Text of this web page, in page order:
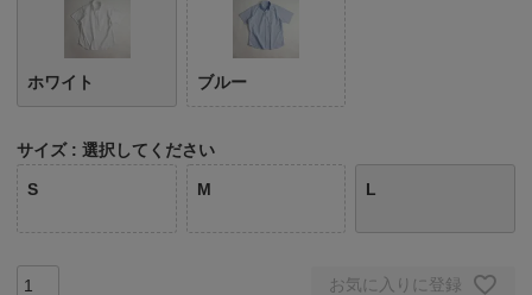
ホワイト ブルー
サイズ 選択してください
S M L
お気に入りに登録